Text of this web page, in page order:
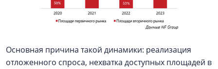
Основная причина такой динамики: реализация
отложенного спроса, нехватка доступных площадей в